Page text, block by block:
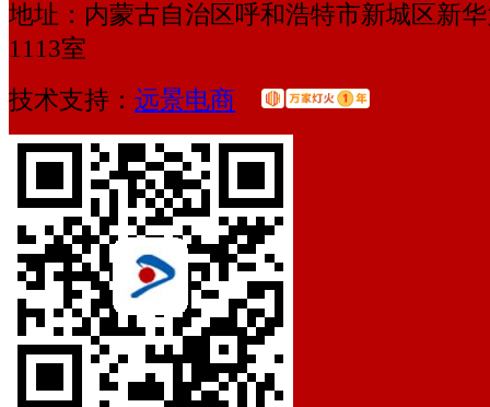
地址：内蒙古自治区呼和浩特市新城区新
1113室
技术支持： 远景电商